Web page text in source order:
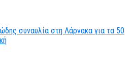
συναυλία στη Λάρνακα για τα 50